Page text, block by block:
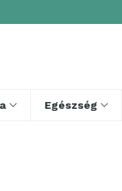
Egészség